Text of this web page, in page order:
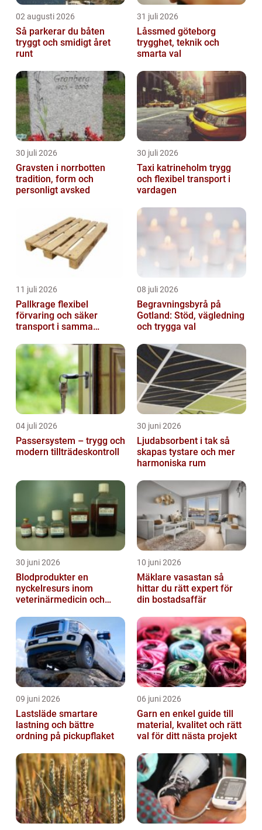
02 augusti 2026
Så parkerar du båten
tryggt och smidigt året
runt
31 juli 2026
Låssmed göteborg
trygghet, teknik och
smarta val
30 juli 2026
Gravsten i norrbotten
tradition, form och
personligt avsked
30 juli 2026
Taxi katrineholm trygg
och flexibel transport i
vardagen
11 juli 2026
Pallkrage flexibel
förvaring och säker
transport i samma
08 juli 2026
Begravningsbyrå på
Gotland: Stöd, vägledning
och trygga val
04 juli 2026
Passersystem – trygg och
modern tillträdeskontroll
30 juni 2026
Ljudabsorbent i tak så
skapas tystare och mer
harmoniska rum
30 juni 2026
Blodprodukter en
nyckelresurs inom
veterinärmedicin och
10 juni 2026
Mäklare vasastan så
hittar du rätt expert för
din bostadsaffär
09 juni 2026
Lastsläde smartare
lastning och bättre
ordning på pickupflaket
06 juni 2026
Garn en enkel guide till
material, kvalitet och rätt
val för ditt nästa projekt